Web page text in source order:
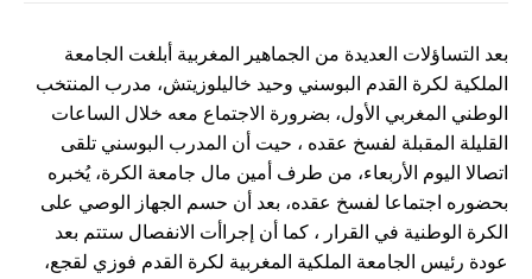
بعد التساؤلات العديدة من الجماهير المغربية أبلغت الجامعة
الملكية لكرة القدم البوسني وحيد خاليلوزيتش، مدرب المنتخب
الوطني المغربي الأول، بضرورة الاجتماع معه خلال الساعات
القليلة المقبلة لفسخ عقده ، حيت أن المدرب البوسني تلقى
اتصالا اليوم الأربعاء، من طرف أمين مال جامعة الكرة، يُخبره
بحضوره اجتماعا لفسخ عقده، بعد أن حسم الجهاز الوصي على
الكرة الوطنية في القرار ، كما أن إجراأت الانفصال ستتم بعد
عودة رئيس الجامعة الملكية المغربية لكرة القدم فوزي لقجع،